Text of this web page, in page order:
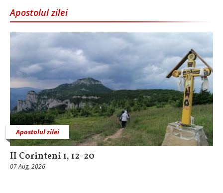
Apostolul zilei
Apostolul zilei
II Corinteni 1, 12-20
07 Aug, 2026